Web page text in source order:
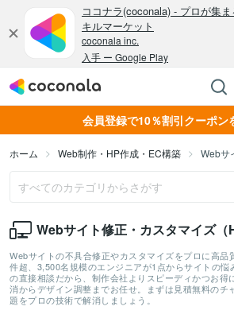
会員登録で10％割引クーポン
ホーム Web制作・HP作成・EC構築 Webサ
Webサイト修正・カスタマイズ（
Webサイトの不具合修正やカスタマイズをプロに高品
件超、3,500名規模のエンジニアが1点からサイトの悩
の直接相談だから、制作会社よりスピーディかつお得
消からデザイン調整までお任せ。まずは見積無料のチ
題をプロの技術で解消しましょう。